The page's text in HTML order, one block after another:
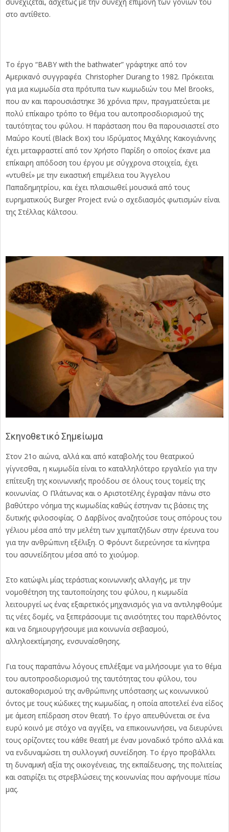
στο αντίθετο.
Το έργο “BABY with the bathwater” γράφτηκε από τον
Αμερικανό συγγραφέα Christopher Durang to 1982. Πρόκειται
για μια κωμωδία στα πρότυπα των κωμωδιών του Mel Brooks,
που αν και παρουσιάστηκε 36 χρόνια πριν, πραγματεύεται με
πολύ επίκαιρο τρόπο το θέμα του αυτοπροσδιορισμού της
ταυτότητας του φύλου. Η παράσταση που θα παρουσιαστεί στο
Μαύρο Κουτί (Black Box) του Ιδρύματος Μιχάλης Κακογιάννης
έχει μεταφραστεί από τον Χρήστο Παρίδη ο οποίος έκανε μια
επίκαιρη απόδοση του έργου με σύγχρονα στοιχεία, έχει
«ντυθεί» με την εικαστική επιμέλεια του Άγγελου
Παπαδημητρίου, και έχει πλαισιωθεί μουσικά από τους
ευρηματικούς Burger Project ενώ ο σχεδιασμός φωτισμών είναι
της Στέλλας Κάλτσου.
Σκηνοθετικό Σημείωμα
Στον 21ο αιώνα, αλλά και από καταβολής του θεατρικού
γίγνεσθαι, η κωμωδία είναι το καταλληλότερο εργαλείο για την
επίτευξη της κοινωνικής προόδου σε όλους τους τομείς της
κοινωνίας. Ο Πλάτωνας και ο Αριστοτέλης έγραψαν πάνω στο
βαθύτερο νόημα της κωμωδίας καθώς έστηναν τις βάσεις της
δυτικής φιλοσοφίας. Ο Δαρβίνος αναζητούσε τους σπόρους του
γέλιου μέσα από την μελέτη των χιμπατζήδων στην έρευνα του
για την ανθρώπινη εξέλιξη. Ο Φρόυντ διερεύνησε τα κίνητρα
του ασυνείδητου μέσα από το χιούμορ.
Στο κατώφλι μίας τεράστιας κοινωνικής αλλαγής, με την
νομοθέτηση της ταυτοποίησης του φύλου, η κωμωδία
λειτουργεί ως ένας εξαιρετικός μηχανισμός για να αντιληφθούμε
τις νέες δομές, να ξεπεράσουμε τις ανισότητες του παρελθόντος
και να δημιουργήσουμε μια κοινωνία σεβασμού,
αλληλοεκτίμησης, ενσυναίσθησης.
Για τους παραπάνω λόγους επιλέξαμε να μιλήσουμε για το θέμα
του αυτοπροσδιορισμού της ταυτότητας του φύλου, του
αυτοκαθορισμού της ανθρώπινης υπόστασης ως κοινωνικού
όντος με τους κώδικες της κωμωδίας, η οποία αποτελεί ένα είδος
με άμεση επίδραση στον θεατή. Το έργο απευθύνεται σε ένα
ευρύ κοινό με στόχο να αγγίξει, να επικοινωνήσει, να διευρύνει
τους ορίζοντες του κάθε θεατή με έναν μοναδικό τρόπο αλλά και
να ενδυναμώσει τη συλλογική συνείδηση. Το έργο προβάλλει
τη δυναμική αξία της οικογένειας, της εκπαίδευσης, της πολιτείας
και σατιρίζει τις στρεβλώσεις της κοινωνίας που αφήνουμε πίσω
μας.